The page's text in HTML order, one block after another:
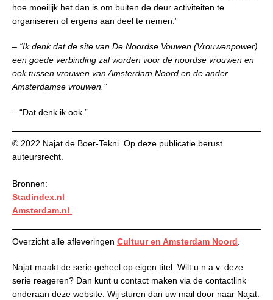
hoe moeilijk het dan is om buiten de deur activiteiten te
organiseren of ergens aan deel te nemen.”
– “Ik denk dat de site van De Noordse Vouwen (Vrouwenpower)
een goede verbinding zal worden voor de noordse vrouwen en
ook tussen vrouwen van Amsterdam Noord en de ander
Amsterdamse vrouwen.”
– “Dat denk ik ook.”
© 2022 Najat de Boer-Tekni. Op deze publicatie berust
auteursrecht.
Bronnen:
Stadindex.nl
Amsterdam.nl
Overzicht alle afleveringen Cultuur en Amsterdam Noord
Najat maakt de serie geheel op eigen titel. Wilt u n.a.v. deze
serie reageren? Dan kunt u contact maken via de contactlink
onderaan deze website. Wij sturen dan uw mail door naar Najat.